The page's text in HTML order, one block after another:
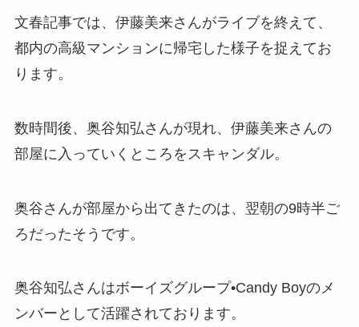
文春記事では、伊藤美来さんがライブを終えて、
都内の高級マンションに帰宅した様子を捉えてお
ります。
数時間後、奥谷知弘さんが現れ、伊藤美来さんの
部屋に入っていくところをスキャンダル。
奥谷さんが部屋から出てきたのは、翌朝の9時半ご
ろだったそうです。
奥谷知弘さんはボーイズグループ•Candy Boyのメ
ンバーとして活躍されております。